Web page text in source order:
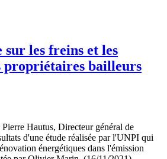
les freins et les
propriétaires bailleurs
Hautus, Directeur général de
d'une étude réalisée par l'UNPI qui
énergétiques dans l'émission